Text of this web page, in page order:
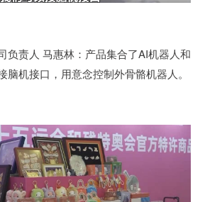
负责人 马惠林：产品集合了AI机器人和
脑机接口，用意念控制外骨骼机器人。